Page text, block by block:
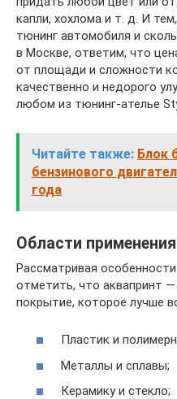
капли, хохлома и т. д. И
тюнинг автомобиля и
в Москве, ответим, что
от площади и сложности
качественно и недорого
любом из тюнинг-ателье
Читайте также: Блок
бензинового
года
Области
Рассматривая
отметить, что аквапринт
покрытие, которое лучше
Пластик и
Металлы и сплавы;
Керамику и стекло;